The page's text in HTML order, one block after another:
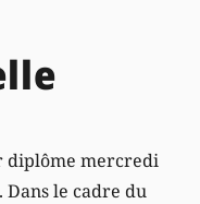
diplôme mercredi
le cadre du